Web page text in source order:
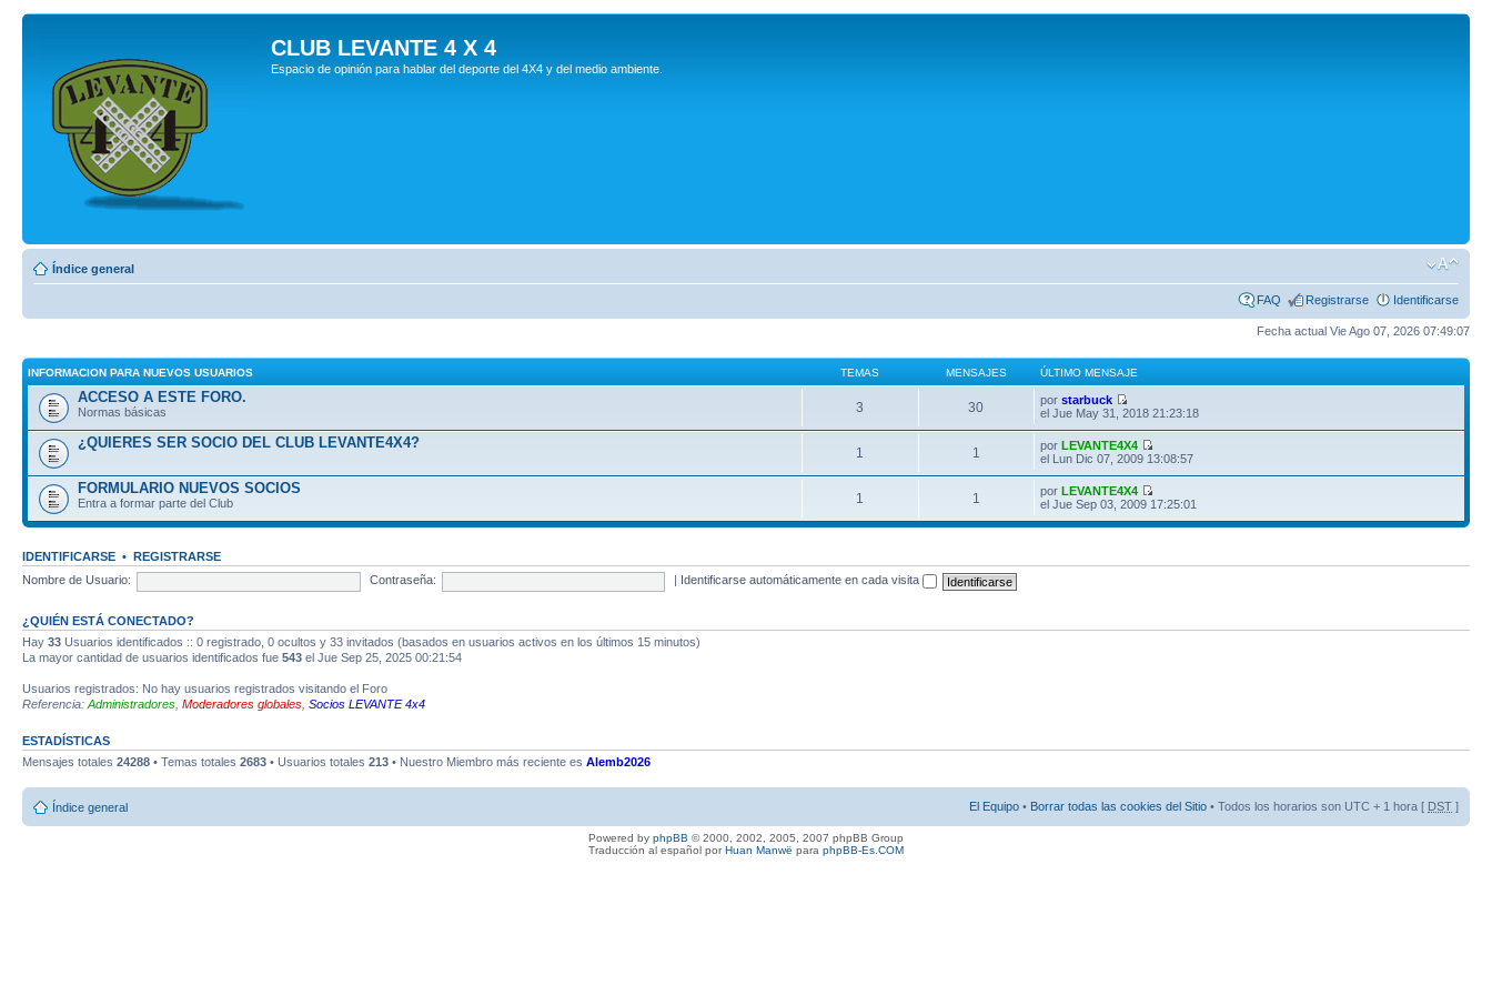
CLUB LEVANTE 4 X 4
Espacio de opinión para hablar del deporte del 4X4 y del medio ambiente.
Índice general
FAQ Registrarse Identificarse
Fecha actual Vie Ago 07, 2026 07:49:07
INFORMACION PARA NUEVOS USUARIOS TEMAS MENSAJES ÚLTIMO MENSAJE
ACCESO A ESTE FORO.
Normas básicas 3 30 porstarbuck
el Jue May 31, 2018 21:23:18
¿QUIERES SER SOCIO DEL CLUB LEVANTE4X4?
1 1 porLEVANTE4X4
el Lun Dic 07, 2009 13:08:57
FORMULARIO NUEVOS SOCIOS
Entra a formar parte del Club 1 1 porLEVANTE4X4
el Jue Sep 03, 2009 17:25:01
IDENTIFICARSE • REGISTRARSE
Nombre de Usuario:
Contraseña: Identificarse automáticamente en cada visita
¿QUIÉN ESTÁ CONECTADO?
Hay 33 Usuarios identificados :: 0 registrado, 0 ocultos y 33 invitados (basados en usuarios activos en los últimos 15 minutos)
La mayor cantidad de usuarios identificados fue 543 el Jue Sep 25, 2025 00:21:54
Usuarios registrados: No hay usuarios registrados visitando el Foro
Referencia: Administradores Moderadores globales Socios LEVANTE 4x4
ESTADÍSTICAS
Mensajes totales 24288 • Temas totales 2683 • Usuarios totales 213 • Nuestro Miembro más reciente es Alemb2026
Índice general El Equipo • Borrar todas las cookies del Sitio • Todos los horarios son UTC + 1 hora [ DST ]
Powered by phpBB © 2000, 2002, 2005, 2007 phpBB Group
Traducción al español porHuan Manwë para phpBB-Es.COM